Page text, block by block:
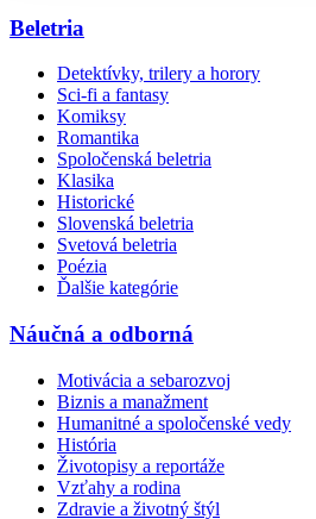
Beletria
Detektívky, trilery a horory
Sci-fi a fantasy
Komiksy
Romantika
Spoločenská beletria
Klasika
Historické
Slovenská beletria
Svetová beletria
Poézia
Ďalšie kategórie
Náučná a odborná
Motivácia a sebarozvoj
Biznis a manažment
Humanitné a spoločenské vedy
História
Životopisy a reportáže
Vzťahy a rodina
Zdravie a životný štýl